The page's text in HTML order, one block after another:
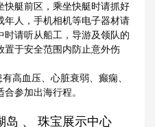
快艇前区，乘坐快艇时请抓好
年人，手机相机等电子器材请
时请听从船工，导游及领队的
置于安全范围内防止意外伤
高血压、心脏衰弱、癫痫、
参加出海行程。
岛 、 珠宝展示中心